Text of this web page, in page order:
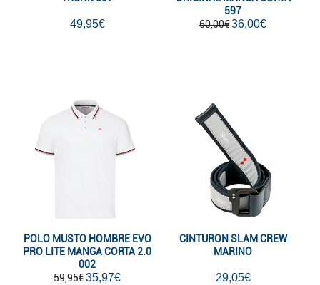
49,95€
597
60,00€36,00€
POLO MUSTO HOMBRE EVO
PRO LITE MANGA CORTA 2.0
002
59,95€35,97€
CINTURON SLAM CREW
MARINO
29,05€